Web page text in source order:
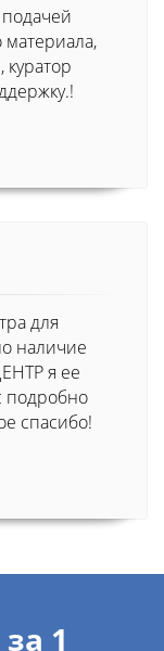
для
наличие
я ее
подробно
спасибо!
1